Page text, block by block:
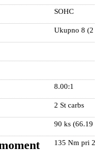
SOHC
Ukupno 8
8.00:1
2 St carbs
90 ks
135 Nm pri